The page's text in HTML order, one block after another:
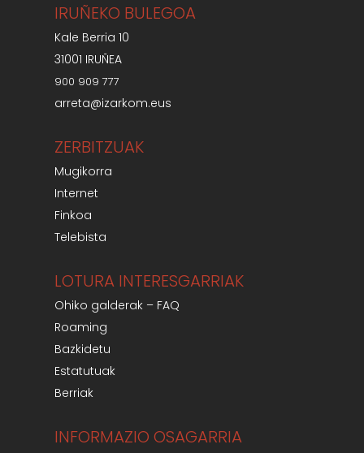
IRUÑEKO BULEGOA
Kale Berria 10
31001 IRUÑEA
900 909 777
arreta@izarkom.eus
ZERBITZUAK
Mugikorra
Internet
Finkoa
Telebista
LOTURA INTERESGARRIAK
Ohiko galderak – FAQ
Roaming
Bazkidetu
Estatutuak
Berriak
INFORMAZIO OSAGARRIA